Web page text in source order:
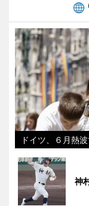
ドイツ、６月熱
神